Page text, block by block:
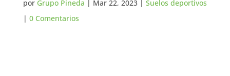
por Grupo Pineda | Mar 22, 2023| Suelos deportivos
| 0 Comentarios